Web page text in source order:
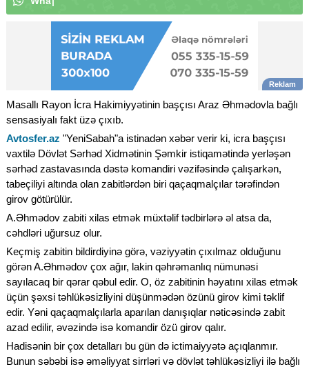
Masallı Rayon İcra Hakimiyyətinin başçısı Araz Əhmədovla bağlı
sensasiyalı fakt üzə çıxıb.
Avtosfer.az "YeniSabah"a istinadən xəbər verir ki, icra başçısı
vaxtilə Dövlət Sərhəd Xidmətinin Şəmkir istiqamətində yerləşən
sərhəd zastavasında dəstə komandiri vəzifəsində çalışarkən,
tabeçiliyi altında olan zabitlərdən biri qaçaqmalçılar tərəfindən
girov götürülür.
A.Əhmədov zabiti xilas etmək müxtəlif tədbirlərə əl atsa da,
cəhdləri uğursuz olur.
Keçmiş zabitin bildirdiyinə görə, vəziyyətin çıxılmaz olduğunu
görən A.Əhmədov çox ağır, lakin qəhrəmanlıq nümunəsi
sayılacaq bir qərar qəbul edir. O, öz zabitinin həyatını xilas etmək
üçün şəxsi təhlükəsizliyini düşünmədən özünü girov kimi təklif
edir. Yəni qaçaqmalçılarla aparılan danışıqlar nəticəsində zabit
azad edilir, əvəzində isə komandir özü girov qalır.
Hadisənin bir çox detalları bu gün də ictimaiyyətə açıqlanmır.
Bunun səbəbi isə əməliyyat sirrləri və dövlət təhlükəsizliyi ilə bağlı